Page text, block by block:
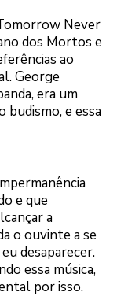
Never
dos Mortos e
ao
George
era um
budismo, e essa
e que
a
o ouvinte a se
desaparecer.
essa música,
por isso.